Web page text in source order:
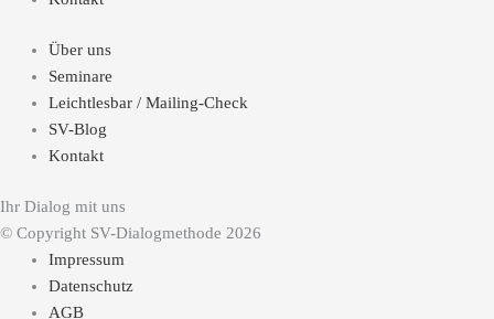
Über uns
Seminare
Leichtlesbar / Mailing-Check
SV-Blog
Kontakt
Ihr Dialog mit uns
© Copyright SV-Dialogmethode 2026
Impressum
Datenschutz
AGB